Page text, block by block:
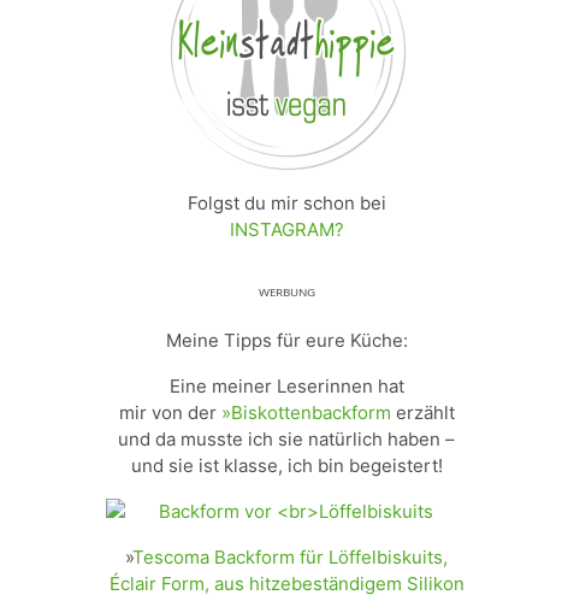
Folgst du mir schon bei
INSTAGRAM?
ᵂᴱᴿᴮᵁᴺᴳ
Meine Tipps für eure Küche:
Eine meiner Leserinnen hat
mir von der »Biskottenbackform erzählt
und da musste ich sie natürlich haben –
und sie ist klasse, ich bin begeistert!
»Tescoma Backform für Löffelbiskuits,
Éclair Form, aus hitzebeständigem Silikon